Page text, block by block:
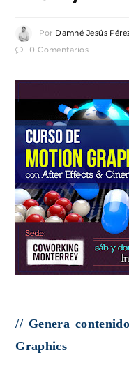
Por Damné Jesús
0 Comentarios
// Genera
Graphics